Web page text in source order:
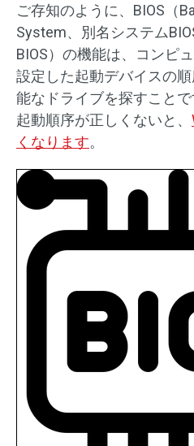
ご存知のように、BIOS（
System、別名システム
BIOS）の機能は、コンピ
設定した起動デバイスの
能なドライブを探すこと
起動順序が正しくないと、
くなります。